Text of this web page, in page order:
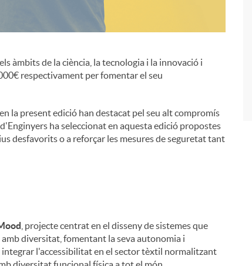
àmbits de la ciència, la tecnologia i la innovació i
respectivament per fomentar el seu
la present edició han destacat pel seu alt compromís
ha seleccionat en aquesta edició propostes
desfavorits o a reforçar les mesures de seguretat tant
, projecte centrat en el disseny de sistemes que
diversitat, fomentant la seva autonomia i
l'accessibilitat en el sector tèxtil normalitzant